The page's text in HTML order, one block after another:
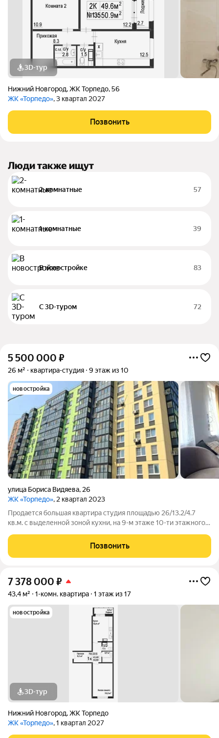
3D-тур
Нижний Новгород,ЖК Торпедо,56
ЖК «Торпедо», 3 квартал 2027
Позвонить
Люди также ищут
2-комнатные 57
1-комнатные 39
В новостройке 83
С 3D-туром 72
5 500 000 ₽
26 м² квартира-студия 9 этаж из 10
новостройка
улица Бориса Видяева, 26
ЖК «Торпедо», 2 квартал 2023
Продается большая квартира студия площадью 26/13.2/4.7
кв.м. c выделенной зоной кухни, на 9-м этаже 10-ти этажного
теплая и уютная, современная продуманная планировка.
Хорошая входная дверь,
Позвонить
7 378 000 ₽
43,4 м² 1-комн. квартира 1 этаж из 17
новостройка
3D-тур
Нижний Новгород,ЖК Торпедо
ЖК «Торпедо», 1 квартал 2027